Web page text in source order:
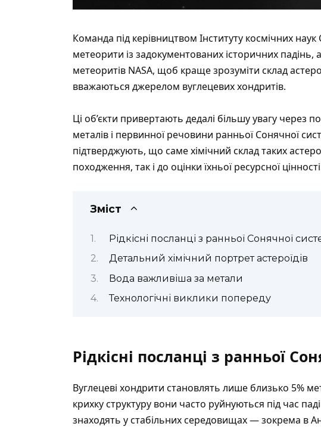
Команда під керівництвом Інституту космічних наук
метеорити із задокументованих історичних падінь,
метеоритів NASA, щоб краще зрозуміти склад
вважаються джерелом вуглецевих хондритів.
Ці об’єкти привертають дедалі більшу увагу через
металів і первинної речовини ранньої Сонячної
підтверджують, що саме хімічний склад таких
походження, так і до оцінки їхньої ресурсної
Зміст
Рідкісні посланці з ранньої Сонячної
Детальний хімічний портрет астероїдів
Вода важливіша за метали
Технологічні виклики попереду
Рідкісні посланці з ранньої
Вуглецеві хондрити становлять лише близько 5%
крихку структуру вони часто руйнуються під час
знаходять у стабільних середовищах — зокрема в